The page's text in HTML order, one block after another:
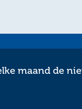
maand de